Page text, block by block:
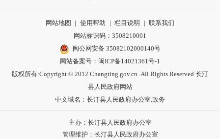
网站地图 | 使用帮助 | 栏目说明 | 联系我们
网站标识码：3508210001
闽公网安备 35082102000140号
网站备案号： 闽ICP备14021361号-1
版权所有:Copyright © 2012 Changting.gov.cn .All Rights Reserved 长汀
县人民政府网站
中文域名：长汀县人民政府办公室.政务
主办：长汀县人民政府办公室
管理维护：长汀县人民政府办公室